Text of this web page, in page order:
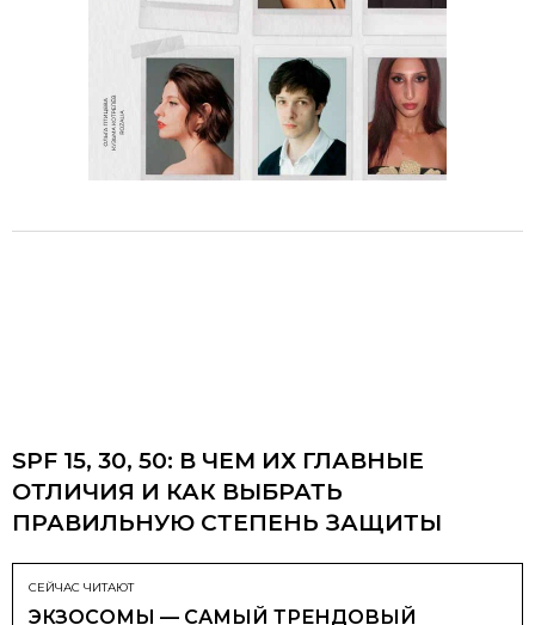
SPF 15, 30, 50: В ЧЕМ ИХ ГЛАВНЫЕ
ОТЛИЧИЯ И КАК ВЫБРАТЬ
ПРАВИЛЬНУЮ СТЕПЕНЬ ЗАЩИТЫ
СЕЙЧАС ЧИТАЮТ
ЭКЗОСОМЫ — САМЫЙ ТРЕНДОВЫЙ